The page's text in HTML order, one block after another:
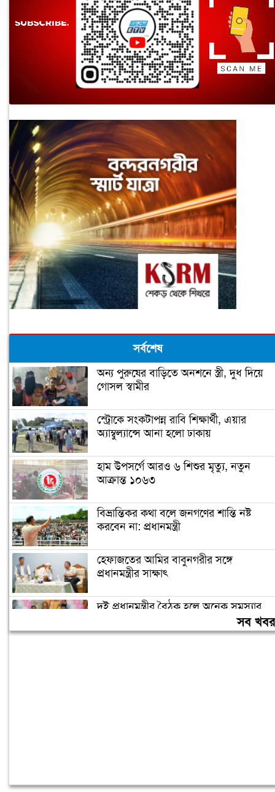
সর্বশেষ
অন্য পুরুষের বাড়িতে অনশনে স্ত্রী, দুধ দিয়ে
গোসল স্বামীর
স্ট্রোকে সংকটাপন্ন রাবি শিক্ষার্থী, এয়ার
অ্যাম্বুল্যান্সে আনা হলো ঢাকায়
হাম উপসর্গে আরও ৬ শিশুর মৃত্যু, নতুন
আক্রান্ত ১০৬৩
বিভ্রান্তিকর কথা বলে জনগণের শান্তি নষ্ট
করবেন না: প্রধানমন্ত্রী
হেফাজতের আমির বাবুনগরীর সঙ্গে
প্রধানমন্ত্রীর সাক্ষাৎ
দুই প্রধানমন্ত্রীর বৈঠক হলে অনেক সমস্যার
সব